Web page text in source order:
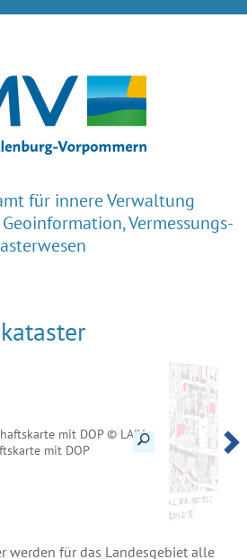
für innere Verwaltung
Vermessungs-
Details anzeigen
mit DOP
Details anzeigen
Auszug aus der Liegenschaftskarte
(Karte Anklam 2017)
historische Flurkarte (Karte Anklam
1956)
werden für das Landesgebiet alle